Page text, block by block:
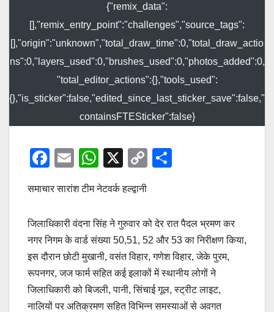
{"remix_data":
[],"remix_entry_point":"challenges","source_tags":
[],"origin":"unknown","total_draw_time":0,"total_draw_actio
ns":0,"layers_used":0,"brushes_used":0,"photos_added":0,
"total_editor_actions":{},"tools_used":
{},"is_sticker":false,"edited_since_last_sticker_save":false,"
containsFTESticker":false}
F
c
e
b
o
o
k
E
ail
W
h
at
s
A
p
p
X
C
y
Li
n
k
e
समाचार सारांश टीम नेटवर्क हल्द्वानी
जिलाधिकारी वंदना सिंह ने गुरुवार को देर रात पैदल भ्रमण कर
नगर निगम के वार्ड संख्या 50,51, 52 और 53 का निरीक्षण किया,
इस दौरान छोटी मुखानी, वसंत विहार, गणेश विहार, जेके पुरम,
रूपनगर, जज फार्म सहित कई इलाकों में स्थानीय लोगों ने
जिलाधिकारी को बिजली, पानी, सिंचाई गूल, स्ट्रीट लाइट,
नालियों पर अतिक्रमण सहित विभिन्न समस्याओं से अवगत